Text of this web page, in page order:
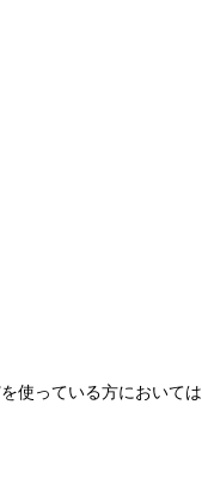
使っている方において